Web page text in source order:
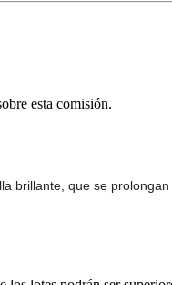
esta comisión.
brillante, que se